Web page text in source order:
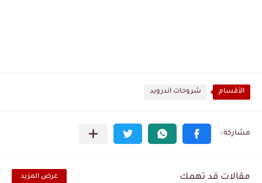
الأقسام شروحات اندرويد
مقالات قد تهمك عرض المزيد